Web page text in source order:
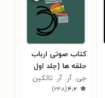
کتاب صوتی ارباب
حلقه ها (جلد اول
یاران حلقه)
جی. آر. آر. تالکین
۴٫۲(۲۴۸)